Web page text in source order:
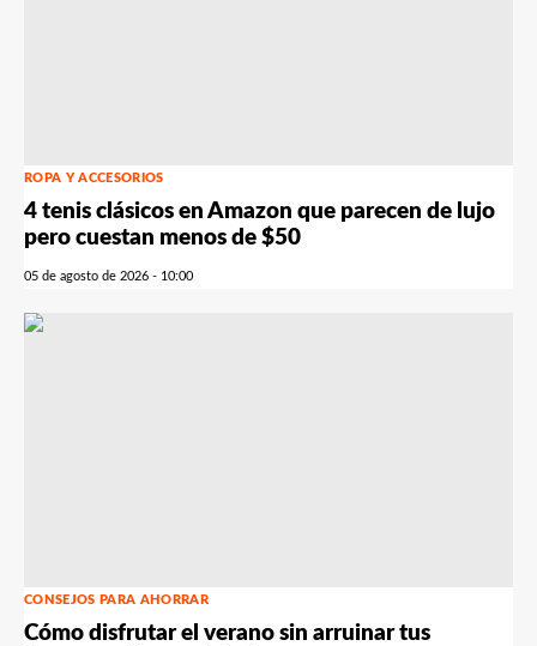
ROPA Y ACCESORIOS
4 tenis clásicos en Amazon que parecen de lujo
pero cuestan menos de $50
05 de agosto de 2026 - 10:00
CONSEJOS PARA AHORRAR
Cómo disfrutar el verano sin arruinar tus